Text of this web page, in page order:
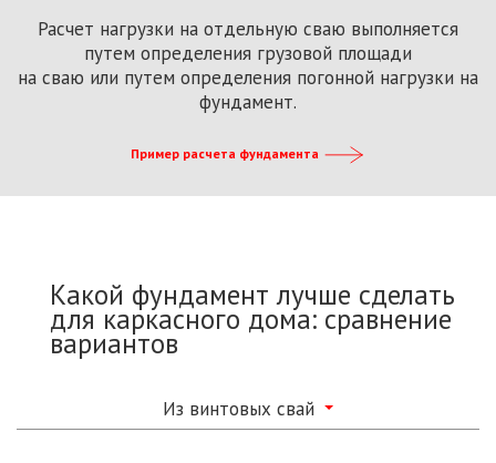
Расчет нагрузки на отдельную сваю выполняется
путем определения грузовой площади
на сваю или путем определения погонной нагрузки на
фундамент.
Пример расчета фундамента
Какой фундамент лучше сделать
для каркасного дома: сравнение
вариантов
Из винтовых свай